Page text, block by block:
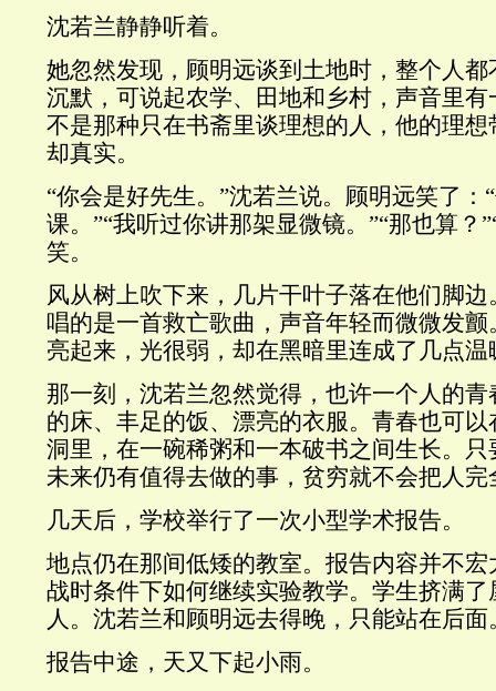
沈若兰静静听着。
她忽然发现，顾明远谈到土地时，整个人
沉默，可说起农学、田地和乡村，声音里
不是那种只在书斋里谈理想的人，他的理
却真实。
“你会是好先生。”沈若兰说。顾明远笑了：
课。”“我听过你讲那架显微镜。”“那也算？
笑。
风从树上吹下来，几片干叶子落在他们脚
唱的是一首救亡歌曲，声音年轻而微微发
亮起来，光很弱，却在黑暗里连成了几点温
那一刻，沈若兰忽然觉得，也许一个人的
的床、丰足的饭、漂亮的衣服。青春也可
洞里，在一碗稀粥和一本破书之间生长。
未来仍有值得去做的事，贫穷就不会把人完
几天后，学校举行了一次小型学术报告。
地点仍在那间低矮的教室。报告内容并不
战时条件下如何继续实验教学。学生挤满
人。沈若兰和顾明远去得晚，只能站在后面
报告中途，天又下起小雨。